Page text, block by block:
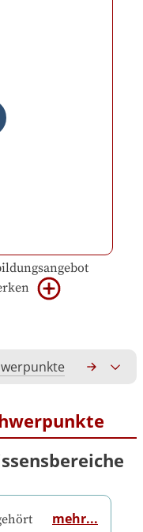
mehr...